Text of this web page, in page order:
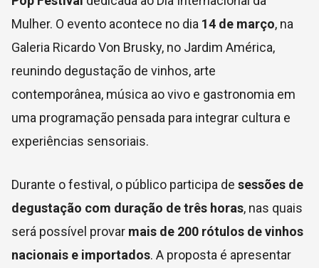
Mulher. O evento acontece no dia 14 de março, na
Galeria Ricardo Von Brusky, no Jardim América,
reunindo degustação de vinhos, arte
contemporânea, música ao vivo e gastronomia em
uma programação pensada para integrar cultura e
experiências sensoriais.
Durante o festival, o público participa de sessões de
degustação com duração de três horas, nas quais
será possível provar mais de 200 rótulos de vinhos
nacionais e importados. A proposta é apresentar